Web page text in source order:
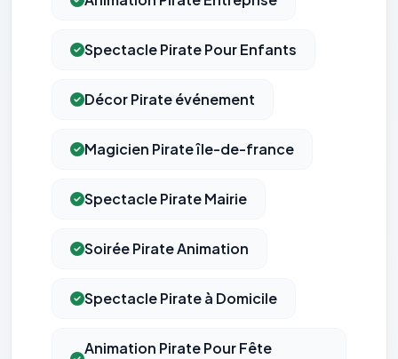
Spectacle Pirate Pour Enfants
Décor Pirate événement
Magicien Pirate île-de-france
Spectacle Pirate Mairie
Soirée Pirate Animation
Spectacle Pirate à Domicile
Animation Pirate Pour Fête